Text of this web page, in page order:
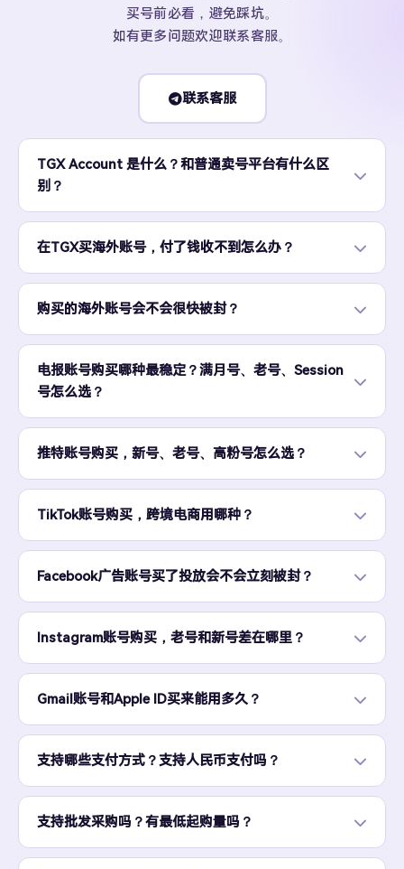
买号前必看，避免踩坑。
如有更多问题欢迎联系客服。
联系客服
TGX Account 是什么？和普通卖号平台有什么区
别？
在TGX买海外账号，付了钱收不到怎么办？
购买的海外账号会不会很快被封？
电报账号购买哪种最稳定？满月号、老号、Session
号怎么选？
推特账号购买，新号、老号、高粉号怎么选？
TikTok账号购买，跨境电商用哪种？
Facebook广告账号买了投放会不会立刻被封？
Instagram账号购买，老号和新号差在哪里？
Gmail账号和Apple ID买来能用多久？
支持哪些支付方式？支持人民币支付吗？
支持批发采购吗？有最低起购量吗？